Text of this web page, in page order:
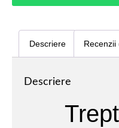
Descriere Recenzii
Descriere